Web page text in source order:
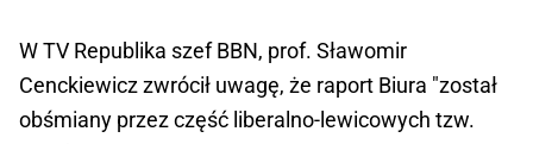
W TV Republika szef BBN, prof. Sławomir
Cenckiewicz zwrócił uwagę, że raport Biura "został
obśmiany przez część liberalno-lewicowych tzw.